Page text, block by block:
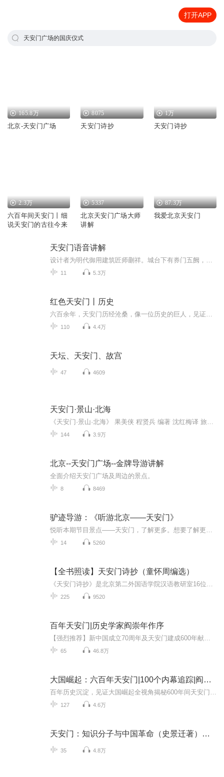
打开APP
天安门广场的国庆仪式
165.8万
北京-天安门广场
8075
天安门诗抄
1万
天安门诗抄
2.3万
六百年间天安门丨细
说天安门的古往今来
5337
北京天安门广场大师
讲解
87.3万
我爱北京天安门
天安门语音讲解
11 5.3万
红色天安门丨历史
110 4.4万
天坛、天安门、故宫
47 4609
天安门·景山·北海
144 3.9万
北京--天安门广场--金牌导游讲解
全面介绍天安门广场及周边的景点。
8 8469
驴迹导游：《听游北京——天安门》
14 5260
【全书照读】天安门诗抄（童怀周编选）
225 9520
百年天安门|历史学家阎崇年作序
65 46.8万
大国崛起：六百年天安门|100个内幕追踪|阎崇年序
127 4.6万
天安门：知识分子与中国革命（史景迁著）（全本终）
35 4.8万